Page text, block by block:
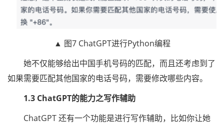
▲ 图7 ChatGPT进行Python编程
她不仅能够给出中国手机号码的匹配，而且还考虑到了
如果需要匹配其他国家的电话号码，需要修改哪些内容。
1.3 ChatGPT的能力之写作辅助
ChatGPT 还有一个功能是进行写作辅助，比如你让她